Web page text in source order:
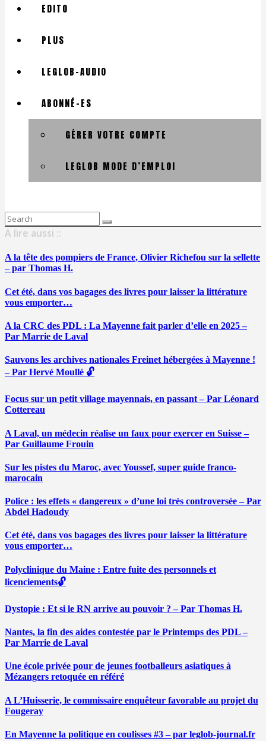
EDITO
PLUS
LEGLOB-AUDIO
ABONNÉ-ES
GÉRER VOTRE COMPTE
LEGLOB MODE D’EMPLOI
Search
for:
A lire aussi ::
A la tête des pompiers de France, Olivier Richefou sur la sellette
– par Thomas H.
Cet été, dans vos bagages des livres pour laisser la littérature
vous emporter…
A la CRC des PDL : La Mayenne fait parler d’elle en 2025 –
Par Marrie de Laval
Sauvons les archives nationales Freinet hébergées à Mayenne !
– Par Hervé Moullé 🔓
Focus sur un petit village mayennais, en passant – Par Léonard
Cottereau
A Laval, un médecin réalise un faux pour exercer en Suisse –
Par Guillaume Frouin
Sur les pistes du Maroc, avec Youssef, super guide franco-
marocain
Police : les effets « dangereux » d’une loi très controversée – Par
Abdel Hadoudy
Cet été, dans vos bagages des livres pour laisser la littérature
vous emporter…
Polyclinique du Maine : Entre fuite des personnels et
licenciements🔓
Dystopie : Et si le RN arrive au pouvoir ? – Par Thomas H.
Nantes, la fin des aides contestée par le Printemps des PDL –
Par Marrie de Laval
Une école privée pour de jeunes footballeurs asiatiques à
Mézangers retoquée en référé
A L’Huisserie, le commissaire enquêteur favorable au projet du
Fougeray
En Mayenne la politique en coulisses #3 – par leglob-journal.fr